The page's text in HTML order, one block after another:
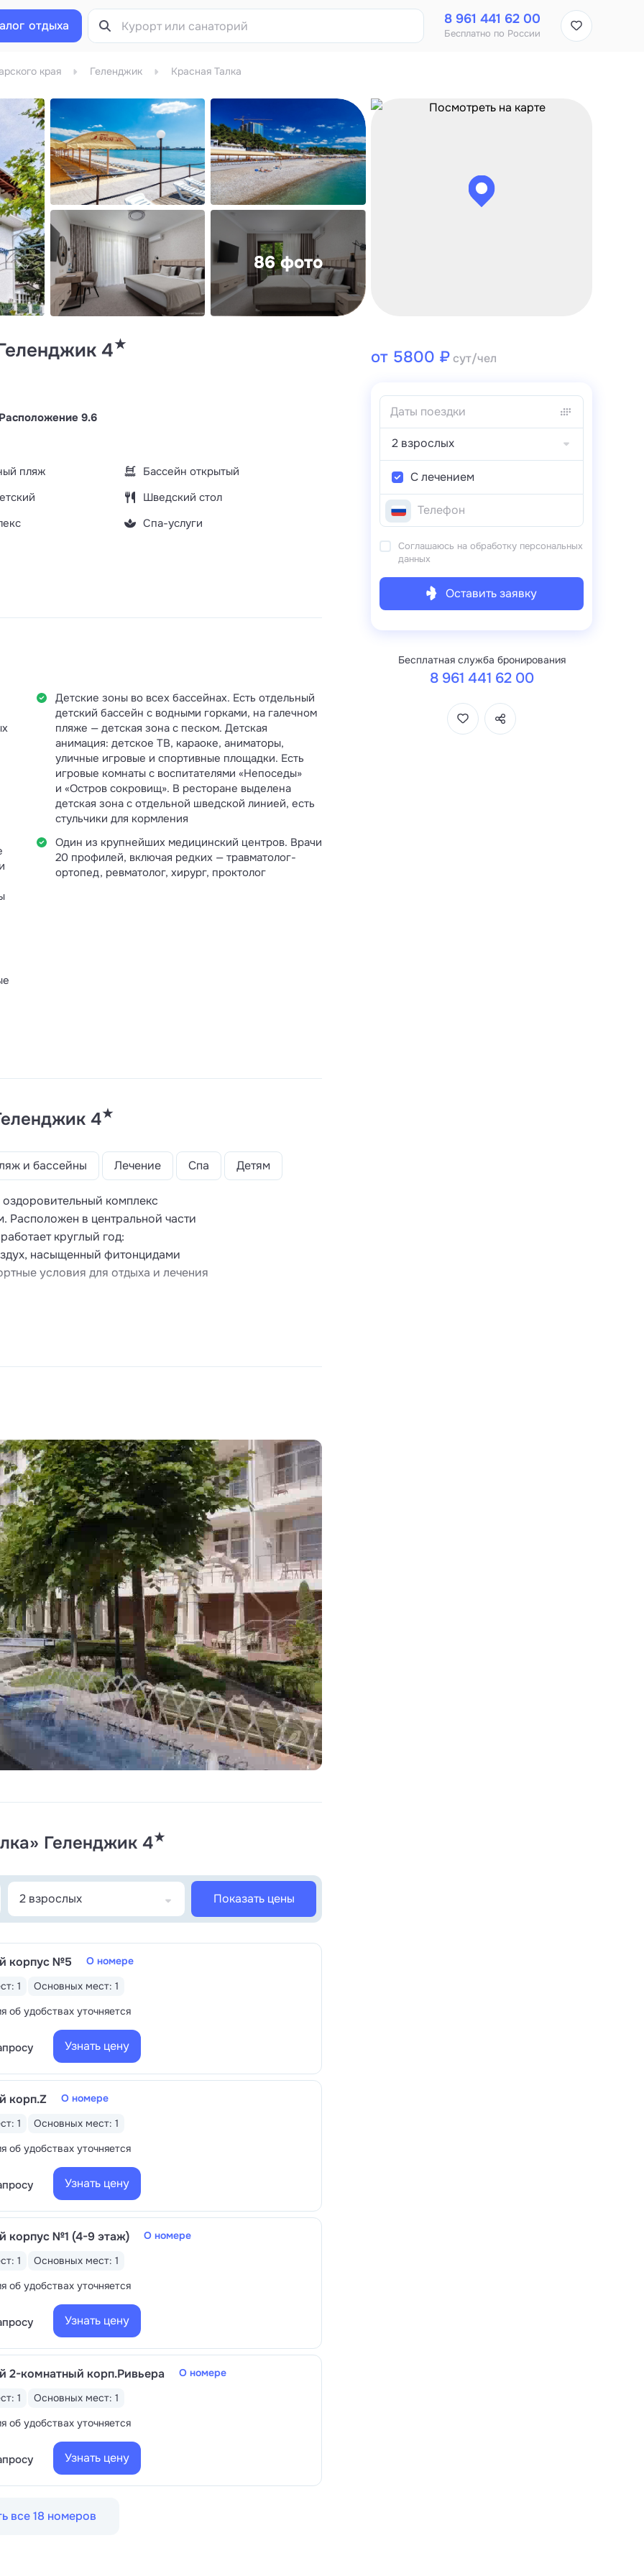
отдыха 8 961 441 62 00
Бесплатно по России
края Геленджик Красная Талка
86 фото
4★
Расположение 9.6
пляж
Бассейн открытый
Шведский стол
Спа-услуги
Детские зоны во всех бассейнах. Есть отдельный
детский бассейн с водными горками, на галечном
пляже — детская зона с песком. Детская
анимация: детское ТВ, караоке, аниматоры,
уличные игровые и спортивные площадки. Есть
игровые комнаты с воспитателями «Непоседы»
и «Остров сокровищ». В ресторане выделена
детская зона с отдельной шведской линией, есть
стульчики для кормления
Один из крупнейших медицинский центров. Врачи
20 профилей, включая редких — травматолог-
ортопед, ревматолог, хирург, проктолог
4★
и бассейны Лечение Спа Детям
комплекс
в центральной части
круглый год:
насыщенный фитонцидами
условия для отдыха и лечения
переходом.
м с дорожками для плавания,
семейные — с гидромассажем
(2 линия), открытый детский
системы очистки
отдыха
и занятий спортом:
баскетбольная, волейбольная
спортивных и прогулочных
редких — травматолог-ортопед,
: ЭКГ, ЭЭГ, УЗИ, дуплексное
дыхательный тест, холтеровское
лаборатория— 450 ключевых
ведущих мировых производителей
отделения лучевой диагностики (КТ,
балансирной платформе Sigma —
двигательного аппаратов;
NuStep — восстановление силовых
программы детоксикации,
на люксовой косметике —
.
отдыха. Детские зоны во всех
ребёнка. Есть отдельный детский
специальная детская зона с песком.
уличные игровые и спортивные
— «Непоседы» и «Остров
с отдельной шведской линией
Геленджик 4★
2 взрослых Показать цены
корпус №5
О номере
1
Основных мест: 1
об удобствах уточняется
Узнать цену
корп.Z
О номере
1
Основных мест: 1
об удобствах уточняется
Узнать цену
корпус №1 (4-9 этаж)
О номере
1
Основных мест: 1
об удобствах уточняется
Узнать цену
2-комнатный корп.Ривьера
О номере
1
Основных мест: 1
об удобствах уточняется
Узнать цену
все 18 номеров
от 5800 ₽сут/чел
2 взрослых
С лечением
Соглашаюсь на обработку персональных
данных
Оставить заявку
Бесплатная служба бронирования
8 961 441 62 00